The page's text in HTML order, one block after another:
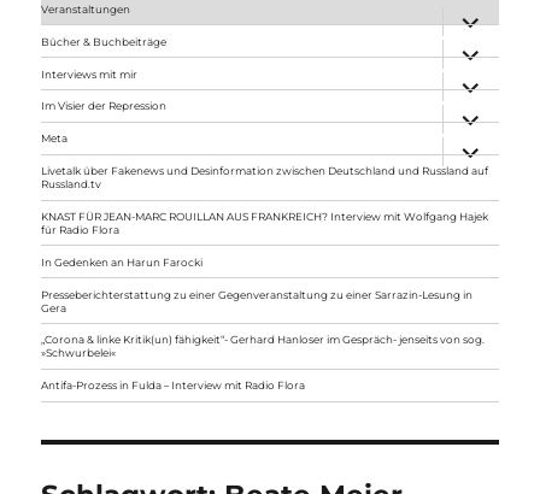
Veranstaltungen
anzeigen
Bücher & Buchbeiträge
anzeigen
Interviews mit mir
anzeigen
Im Visier der Repression
anzeigen
Meta
anzeigen
Livetalk über Fakenews und Desinformation zwischen Deutschland und Russland auf
Russland.tv
KNAST FÜR JEAN-MARC ROUILLAN AUS FRANKREICH? Interview mit Wolfgang Hajek
für Radio Flora
In Gedenken an Harun Farocki
Presseberichterstattung zu einer Gegenveranstaltung zu einer Sarrazin-Lesung in
Gera
„Corona & linke Kritik(un) fähigkeit“- Gerhard Hanloser im Gespräch- jenseits von sog.
»Schwurbelei«
Antifa-Prozess in Fulda – Interview mit Radio Flora